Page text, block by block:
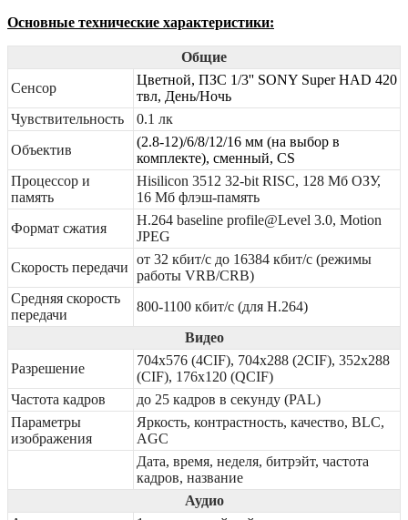
Основные технические характеристики:
Общие
Сенсор
Цветной, ПЗС 1/3'' SONY Super HAD 420
твл, День/Ночь
Чувствительность
0.1 лк
Объектив
(2.8-12)/6/8/12/16 мм (на выбор в
комплекте), сменный, CS
Процессор и
память
Hisilicon 3512 32-bit RISC, 128 Мб ОЗУ,
16 Мб флэш-память
Формат сжатия
H.264 baseline profile@Level 3.0, Motion
JPEG
Скорость передачи
от 32 кбит/c до 16384 кбит/с (режимы
работы VRB/CRB)
Средняя скорость
передачи
800-1100 кбит/с (для Н.264)
Видео
Разрешение
704x576 (4CIF), 704x288 (2CIF), 352x288
(CIF), 176x120 (QCIF)
Частота кадров
до 25 кадров в секунду (PAL)
Параметры
изображения
Яркость, контрастность, качество, BLC,
AGC
Дата, время, неделя, битрэйт, частота
кадров, название
Аудио